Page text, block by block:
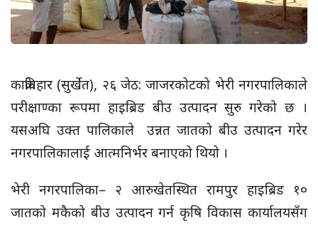
काक्रेविहार (सुर्खेत), २६ जेठ: जाजरकोटको भेरी नगरपालिकाले
परीक्षाण्का रूपमा हाइब्रिड बीउ उत्पादन सुरु गरेको छ ।
यसअघि उक्त पालिकाले उन्नत जातको बीउ उत्पादन गरेर
नगरपालिकालाई आत्मनिर्भर बनाएको थियो ।
भेरी नगरपालिका– २ आरुखेतस्थित रामपुर हाइब्रिड १०
जातको मकैको बीउ उत्पादन गर्न कृषि विकास कार्यालयसँग